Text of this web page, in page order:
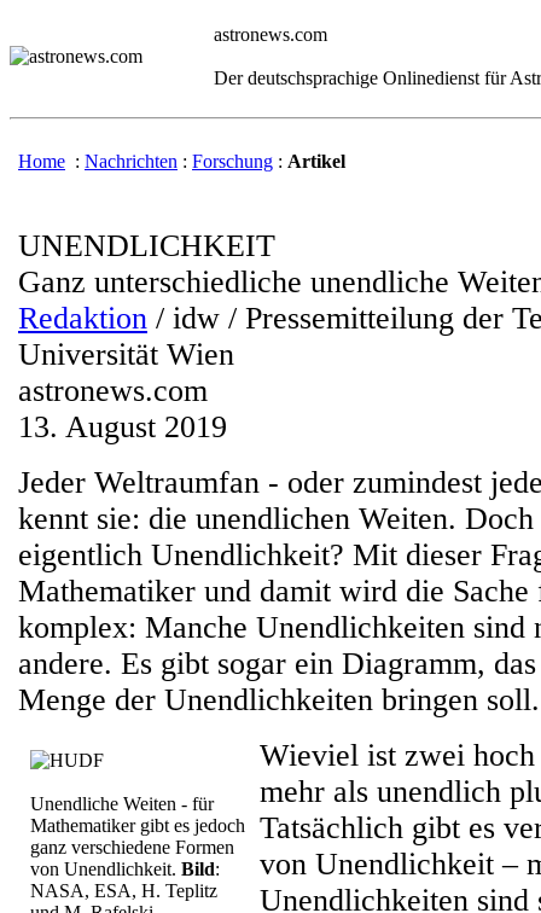
astronews.com
Der deutschsprachige Onlinedienst für
Home : Nachrichten : Forschung : Artikel
UNENDLICHKEIT
Ganz unterschiedliche unendliche
Redaktion / idw / Pressemitteilung der
Universität Wien
astronews.com
13. August 2019
Jeder Weltraumfan - oder zumindest
kennt sie: die unendlichen Weiten. Doch
eigentlich Unendlichkeit? Mit dieser
Mathematiker und damit wird die Sache
komplex: Manche Unendlichkeiten sind
andere. Es gibt sogar ein Diagramm,
Menge der Unendlichkeiten bringen soll.
Unendliche Weiten - für
Mathematiker gibt es jedoch
ganz verschiedene Formen
von Unendlichkeit. Bild:
NASA, ESA, H. Teplitz
Wieviel ist zwei hoch
mehr als unendlich
Tatsächlich gibt es
von Unendlichkeit –
Unendlichkeiten sind